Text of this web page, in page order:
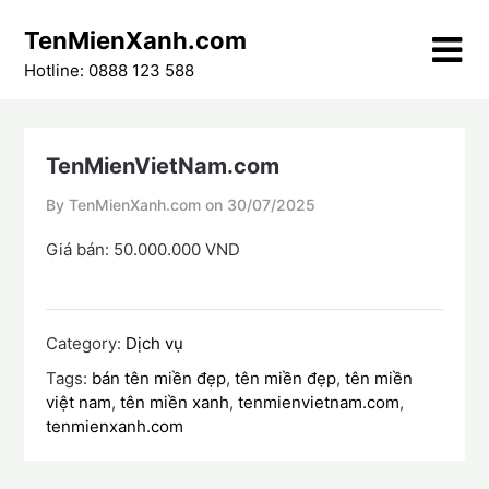
content
TenMienXanh.com
Hotline: 0888 123 588
TenMienVietNam.com
By TenMienXanh.com on 30/07/2025
Giá bán: 50.000.000 VND
Category: Dịch vụ
Tags: bán tên miền đẹp,tên miền đẹp,tên miền
việt nam,tên miền xanh,tenmienvietnam.com,
tenmienxanh.com